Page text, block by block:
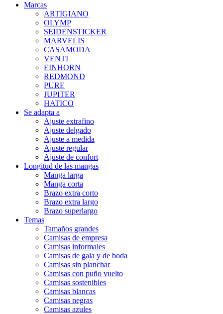
Marcas
ARTIGIANO
OLYMP
SEIDENSTICKER
MARVELIS
CASAMODA
VENTI
EINHORN
REDMOND
PURE
JUPITER
HATICO
Se adapta a
Ajuste extrafino
Ajuste delgado
Ajuste a medida
Ajuste regular
Ajuste de confort
Longitud de las mangas
Manga larga
Manga corta
Brazo extra corto
Brazo extra largo
Brazo superlargo
Temas
Tamaños grandes
Camisas de empresa
Camisas informales
Camisas de gala y de boda
Camisas sin planchar
Camisas con puño vuelto
Camisas sostenibles
Camisas blancas
Camisas negras
Camisas azules